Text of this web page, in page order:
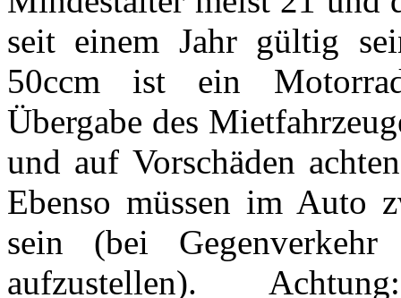
seit einem Jahr gültig
50ccm ist ein
Übergabe des
und auf Vorschäden
Ebenso müssen im Auto
sein (bei
aufzustellen).